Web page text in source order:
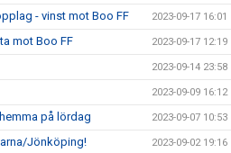
- vinst mot Boo FF 2023-09-17 16:01
mot Boo FF 2023-09-17 12:19
2023-09-14 23:58
2023-09-09 16:12
på lördag 2023-09-07 10:53
Jönköping! 2023-09-02 19:16